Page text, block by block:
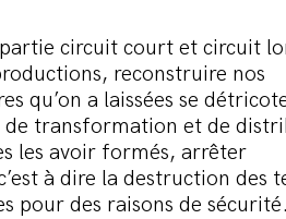
circuit court et circuit
reconstruire nos
qu’on a laissées se
de transformation et de
les avoir formés, arrêter
à dire la destruction des
pour des raisons de sécurité.